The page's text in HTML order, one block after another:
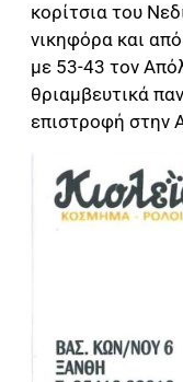
κορίτσια του
νικηφόρα και
με 53-43 τον
θριαμβευτικά
επιστροφή στην